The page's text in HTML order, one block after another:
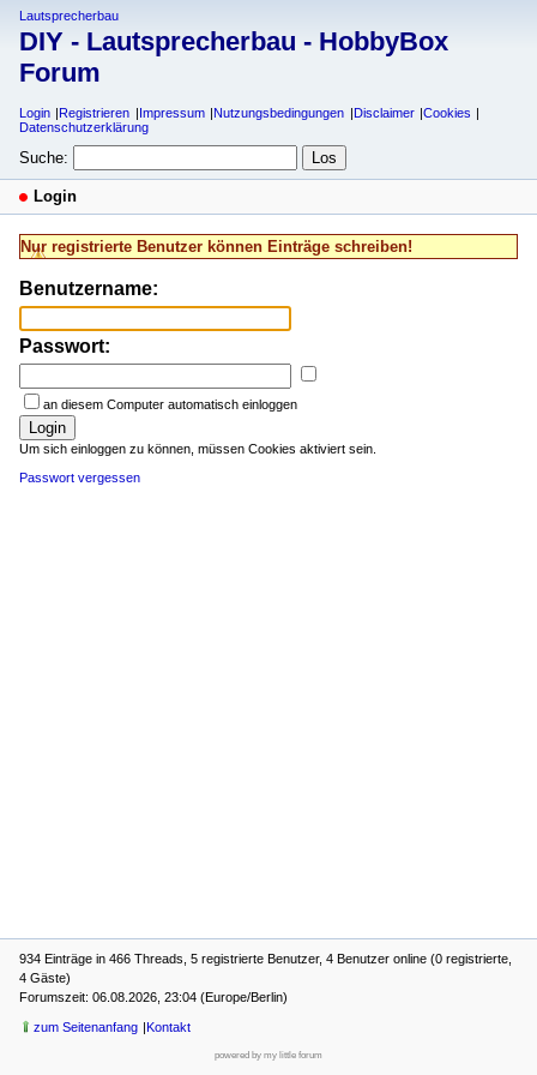
Lautsprecherbau
DIY - Lautsprecherbau - HobbyBox
Forum
Login Registrieren Impressum Nutzungsbedingungen Disclaimer
Cookies
Datenschutzerklärung
Suche:
Login
Nur registrierte Benutzer können Einträge schreiben!
Benutzername:
Passwort:
an diesem Computer automatisch einloggen
Login
Um sich einloggen zu können, müssen Cookies aktiviert sein.
Passwort vergessen
934 Einträge in 466 Threads, 5 registrierte Benutzer, 4 Benutzer online (0 registrierte,
4 Gäste)
Forumszeit: 06.08.2026, 23:04 (Europe/Berlin)
zum Seitenanfang Kontakt
powered by my little forum